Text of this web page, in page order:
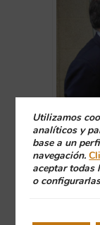
Los
dan un
Utilizamos
analíticos y
base a un
navegación.
aceptar todas
o